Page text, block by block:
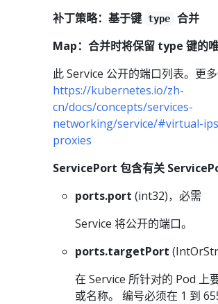
补丁策略：基于键 type
合并
Map：合并时将保留 type 键的
此 Service 公开的端口列表。更多
https://kubernetes.io/zh-
cn/docs/concepts/services-
networking/service/#virtual-
proxies
ServicePort 包含有关
ports.port (int32)，必需
Service 将公开的端口。
ports.targetPort
在 Service 所针对的 Pod 上
或名称。 编号必须在 1 到